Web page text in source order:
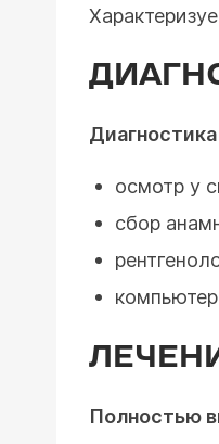
осмотр у
сбор
Полностью